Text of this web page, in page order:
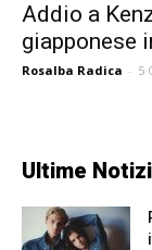
Addio a
giapponese
Rosalba Radica - 5
Ultime